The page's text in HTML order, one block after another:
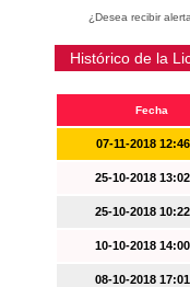
¿Desea recibir
Histórico de la
Fecha
07-11-2018
25-10-2018
25-10-2018
10-10-2018
08-10-2018